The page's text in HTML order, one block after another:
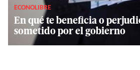
ECONOLIBRE
En qué te beneficia o
sometido por el gobierno